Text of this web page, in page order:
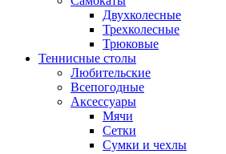
Двухколесные
Трехколесные
Трюковые
Теннисные столы
Любительские
Всепогодные
Аксессуары
Мячи
Сетки
Сумки и чехлы